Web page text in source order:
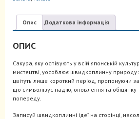
Опис Додаткова інформація
ОПИС
Сакура, яку оспівують у всій японській
мистецтві, уособлює швидкоплинну природу
цвітуть лише короткий період, пропонуючи
що символізує надію, оновлення та обіцянку
попереду.
Записуй швидкоплинні ідеї на сторінці,